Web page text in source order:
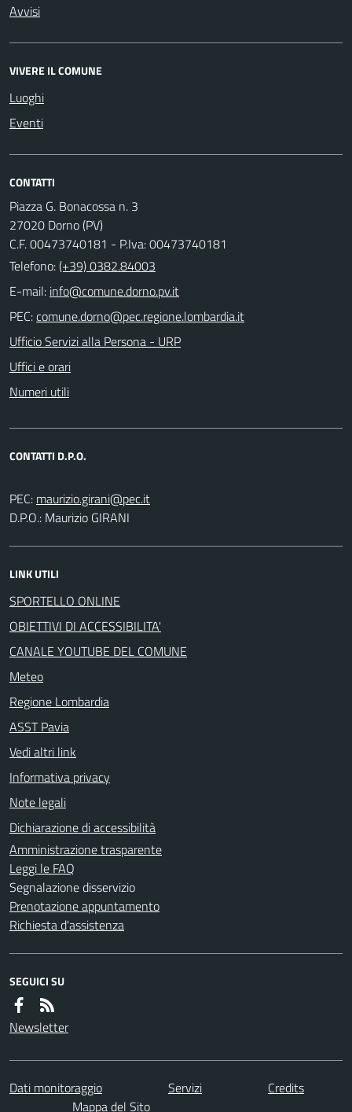
Avvisi
VIVERE IL COMUNE
Luoghi
Eventi
CONTATTI
Piazza G. Bonacossa n. 3
27020 Dorno (PV)
C.F. 00473740181 - P.Iva: 00473740181
Telefono:(+39) 0382.84003
E-mail:
PEC:
Ufficio Servizi alla Persona - URP
Uffici e orari
Numeri utili
CONTATTI D.P.O.
PEC:
D.P.O.: Maurizio GIRANI
LINK UTILI
SPORTELLO ONLINE
OBIETTIVI DI ACCESSIBILITA'
CANALE YOUTUBE DEL COMUNE
Meteo
Regione Lombardia
ASST Pavia
Vedi altri link
Informativa privacy
Note legali
Dichiarazione di accessibilità
Amministrazione trasparente
Leggi le FAQ
Segnalazione disservizio
Prenotazione appuntamento
Richiesta d'assistenza
SEGUICI SU
Newsletter
Dati monitoraggio Servizi
Credits
Mappa del Sito